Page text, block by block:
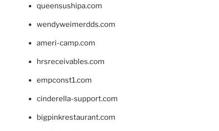
queensushipa.com
wendyweimerdds.com
ameri-camp.com
hrsreceivables.com
empconst1.com
cinderella-support.com
bigpinkrestaurant.com